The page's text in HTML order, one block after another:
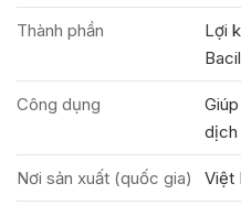
Thành phần
Lợi
Công dụng
dịch
Nơi sản xuất (quốc gia) Việt